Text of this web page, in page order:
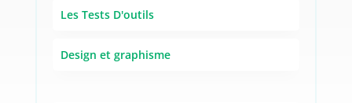
Les Tests D'outils
Design et graphisme